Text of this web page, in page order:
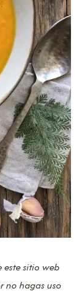
este sitio web
no hagas uso